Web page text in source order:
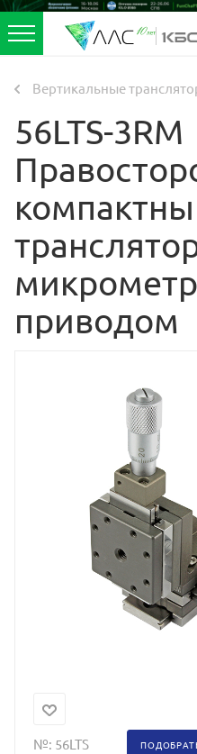
Вертикальные
56LTS-3RM
приводом
№: 56LTS